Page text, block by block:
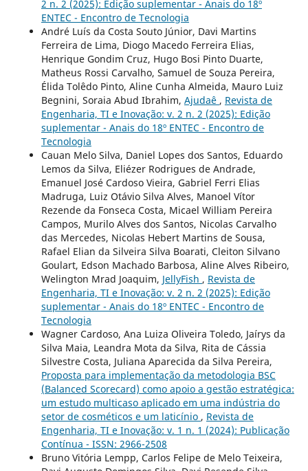
2 n. 2 (2025): Edição suplementar - Anais do 18º
ENTEC - Encontro de Tecnologia
André Luís da Costa Souto Júnior, Davi Martins
Ferreira de Lima, Diogo Macedo Ferreira Elias,
Henrique Gondim Cruz, Hugo Bosi Pinto Duarte,
Matheus Rossi Carvalho, Samuel de Souza Pereira,
Élida Tolêdo Pinto, Aline Cunha Almeida, Mauro Luiz
Begnini, Soraia Abud Ibrahim, Ajudaê , Revista de
Engenharia, TI e Inovação: v. 2 n. 2 (2025): Edição
suplementar - Anais do 18º ENTEC - Encontro de
Tecnologia
Cauan Melo Silva, Daniel Lopes dos Santos, Eduardo
Lemos da Silva, Eliézer Rodrigues de Andrade,
Emanuel José Cardoso Vieira, Gabriel Ferri Elias
Madruga, Luiz Otávio Silva Alves, Manoel Vítor
Rezende da Fonseca Costa, Micael William Pereira
Campos, Murilo Alves dos Santos, Nicolas Carvalho
das Mercedes, Nicolas Hebert Martins de Sousa,
Rafael Elian da Silveira Silva Boarati, Cleiton Silvano
Goulart, Edson Machado Barbosa, Aline Alves Ribeiro,
Welington Mrad Joaquim, JellyFish , Revista de
Engenharia, TI e Inovação: v. 2 n. 2 (2025): Edição
suplementar - Anais do 18º ENTEC - Encontro de
Tecnologia
Wagner Cardoso, Ana Luiza Oliveira Toledo, Jaírys da
Silva Maia, Leandra Mota da Silva, Rita de Cássia
Silvestre Costa, Juliana Aparecida da Silva Pereira,
Proposta para implementação da metodologia BSC
(Balanced Scorecard) como apoio a gestão estratégica:
um estudo multicaso aplicado em uma indústria do
setor de cosméticos e um laticínio , Revista de
Engenharia, TI e Inovação: v. 1 n. 1 (2024): Publicação
Contínua - ISSN: 2966-2508
Bruno Vitória Lempp, Carlos Felipe de Melo Teixeira,